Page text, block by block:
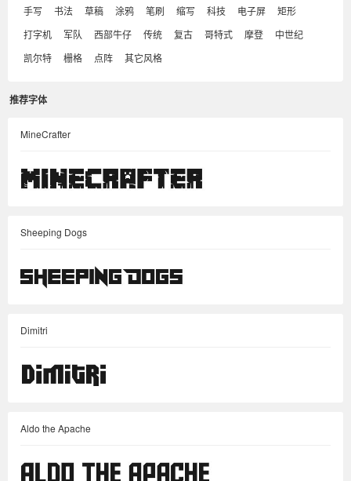
手写
书法 草稿 涂鸦 笔刷 缩写 科技 电子屏
矩形
打字机
军队 西部牛仔 传统 复古 哥特式 摩登
中世纪
凯尔特
栅格 点阵 其它风格
推荐字体
MineCrafter
Sheeping Dogs
Dimitri
Aldo the Apache